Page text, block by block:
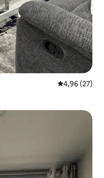
Évaluation
4,96 (27)